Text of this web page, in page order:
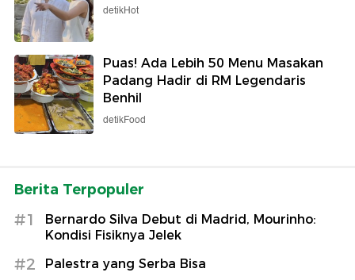
detikHot
Puas! Ada Lebih 50 Menu Masakan
Padang Hadir di RM Legendaris
Benhil
detikFood
Berita Terpopuler
#1
Bernardo Silva Debut di Madrid, Mourinho:
Kondisi Fisiknya Jelek
#2 Palestra yang Serba Bisa